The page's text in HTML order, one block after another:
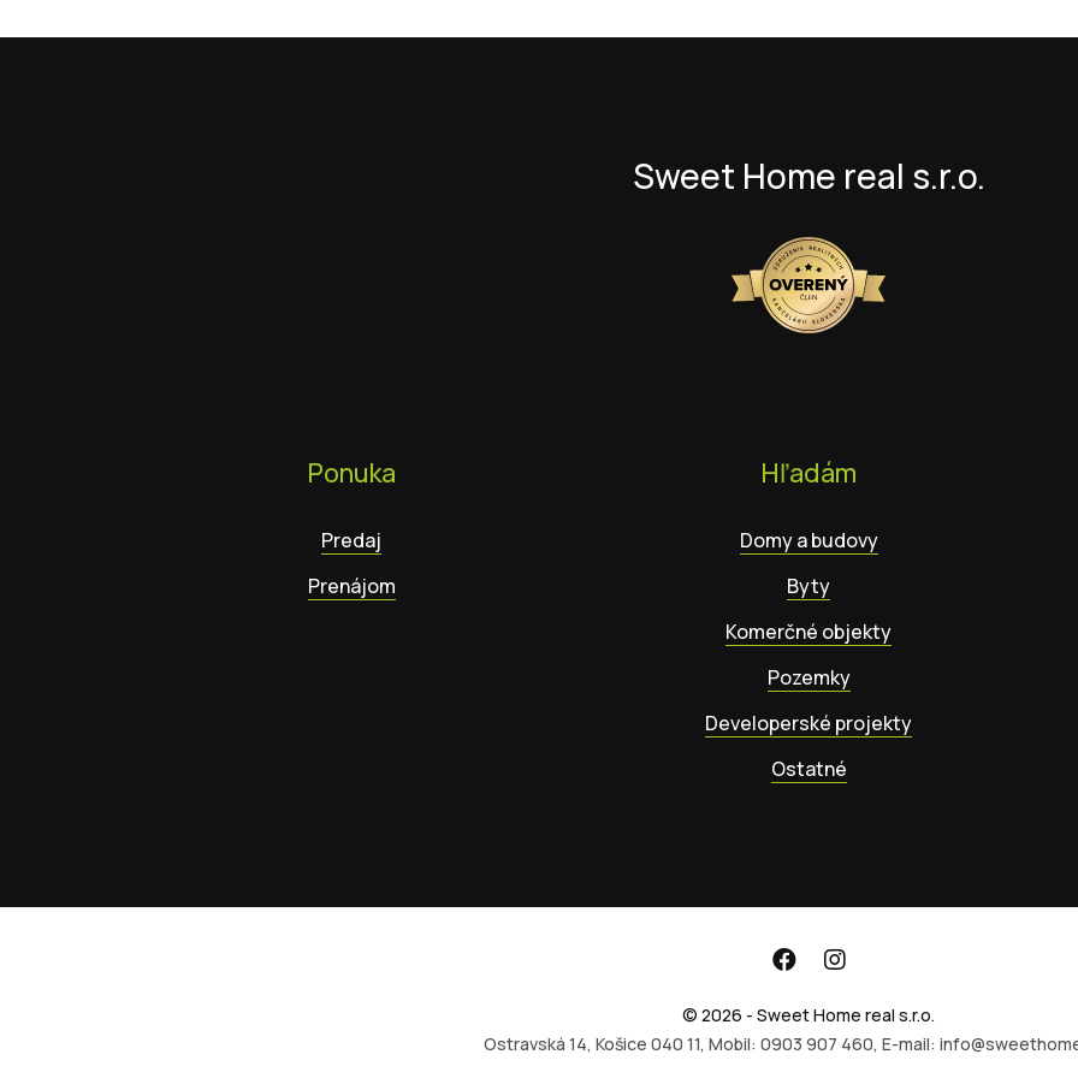
Sweet Home real s.r.o.
Ponuka
Predaj
Prenájom
Hľadám
Domy a budovy
Byty
Komerčné objekty
Pozemky
Developerské projekty
Ostatné
© 2026 - Sweet Home real s.r.o.
Ostravská 14, Košice 040 11, Mobil: 0903 907 460, E-mail: